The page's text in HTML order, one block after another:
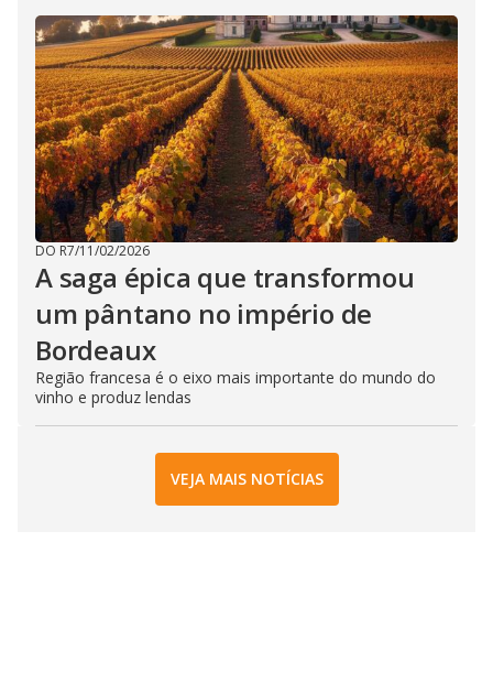
DO R7/11/02/2026
A saga épica que transformou
um pântano no império de
Bordeaux
Região francesa é o eixo mais importante do mundo do
vinho e produz lendas
VEJA MAIS NOTÍCIAS